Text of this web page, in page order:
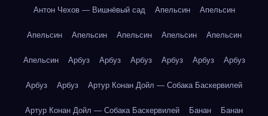
Антон Чехов — Вишнёвый сад Апельсин Апельсин
Апельсин Апельсин Апельсин Апельсин Апельсин
Апельсин Арбуз Арбуз Арбуз Арбуз Арбуз Арбуз
Арбуз Арбуз Артур Конан Дойл — Собака Баскервилей
Артур Конан Дойл — Собака Баскервилей Банан Банан